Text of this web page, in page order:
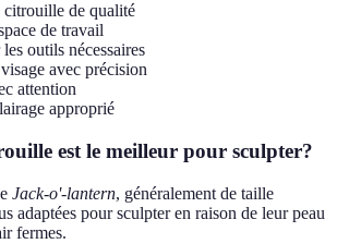
de qualité
de travail
outils nécessaires
avec précision
attention
approprié
est le meilleur pour sculpter?
Jack-o'-lantern, généralement de taille
adaptées pour sculpter en raison de leur peau
fermes.